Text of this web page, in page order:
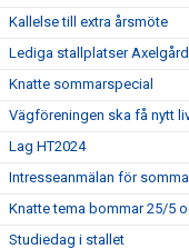
Kallelse till extra årsmöte
Lediga stallplatser Axelgård
Knatte sommarspecial
Vägföreningen ska få nytt
Lag HT2024
Intresseanmälan för
Knatte tema bommar 25/5
Studiedag i stallet